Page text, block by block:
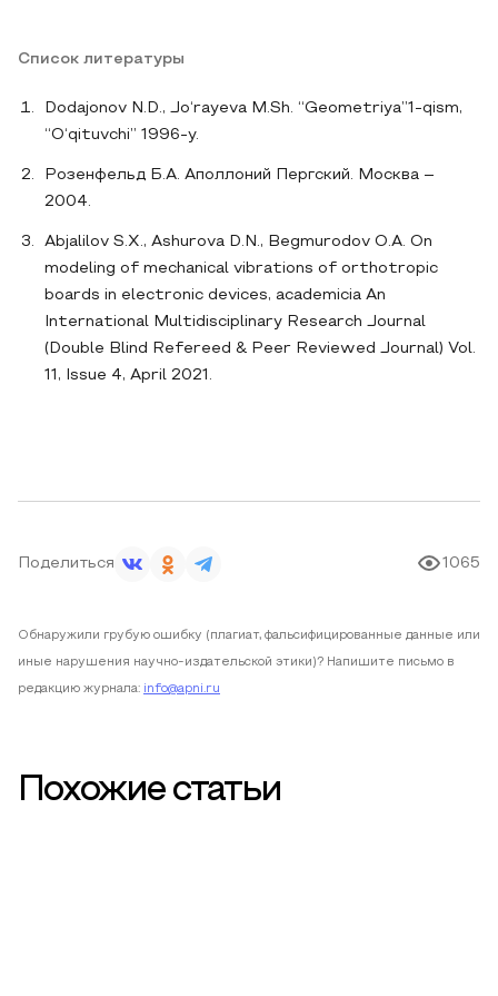
Список литературы
Dodajonov N.D., Jo‘rayeva M.Sh. “Geometriya”1-qism,
“O‘qituvchi” 1996-y.
Розенфельд Б.А. Аполлоний Пергский. Москва –
2004.
Abjalilov S.X., Ashurova D.N., Begmurodov O.A. On
modeling of mechanical vibrations of orthotropic
boards in electronic devices, academicia An
International Multidisciplinary Research Journal
(Double Blind Refereed & Peer Reviewed Journal) Vol.
11, Issue 4, April 2021.
Поделиться 1065
Обнаружили грубую ошибку (плагиат, фальсифицированные данные или
иные нарушения научно-издательской этики)? Напишите письмо в
редакцию журнала: info@apni.ru
Похожие статьи